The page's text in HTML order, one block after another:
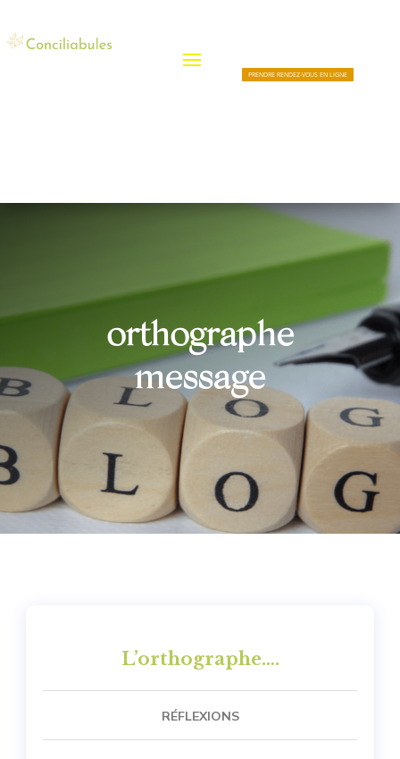
PRENDRE RENDEZ-VOUS EN LIGNE
orthographe
message
L’orthographe….
RÉFLEXIONS